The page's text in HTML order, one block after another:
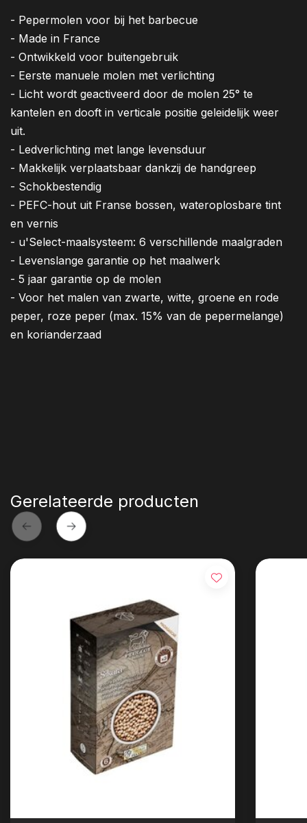
- Pepermolen voor bij het barbecue
- Made in France
- Ontwikkeld voor buitengebruik
- Eerste manuele molen met verlichting
- Licht wordt geactiveerd door de molen 25° te
kantelen en dooft in verticale positie geleidelijk weer
uit.
- Ledverlichting met lange levensduur
- Makkelijk verplaatsbaar dankzij de handgreep
- Schokbestendig
- PEFC-hout uit Franse bossen, wateroplosbare tint
en vernis
- u'Select-maalsysteem: 6 verschillende maalgraden
- Levenslange garantie op het maalwerk
- 5 jaar garantie op de molen
- Voor het malen van zwarte, witte, groene en rode
peper, roze peper (max. 15% van de pepermelange)
en korianderzaad
Gerelateerde producten